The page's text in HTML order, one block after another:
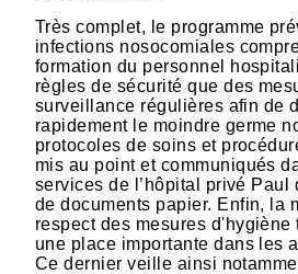
Très complet, le programme
infections nosocomiales
formation du personnel
règles de sécurité que des
surveillance régulières afin de
rapidement le moindre germe
protocoles de soins et
mis au point et communiqués
services de l’hôpital privé Paul
de documents papier. Enfin, la
respect des mesures d'hygiène
une place importante dans les
Ce dernier veille ainsi